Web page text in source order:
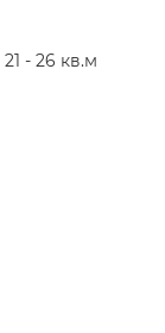
21 - 26 кв.м